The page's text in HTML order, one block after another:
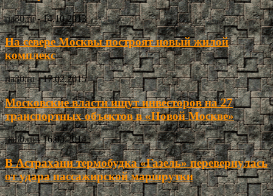
ria30.ru - 14.10.2013
На севере Москвы построят новый жилой
комплекс
ria30.ru - 17.02.2015
Московские власти ищут инвесторов на 27
транспортных объектов в «Новой Москве»
ria30.ru - 16.03.2014
В Астрахани термобудка «Газель» перевернулась
от удара пассажирской маршрутки